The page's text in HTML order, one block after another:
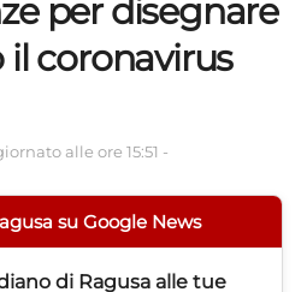
per disegnare
coronavirus
alle ore 15:51 -
su Google News
di Ragusa alle tue